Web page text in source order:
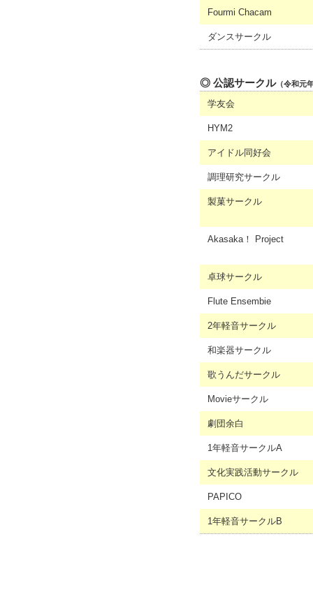
Fourmi Chacam
ダンスサークル
◎ 公認サークル（令和元
学友会
HYM2
アイドル同好会
調理研究サークル
製菓サークル
Akasaka！ Project
卓球サークル
Flute Ensembie
2年軽音サークル
和楽器サークル
歌うんだサークル
Movieサークル
劇団余白
1年軽音サークルA
文化実践活動サークル
PAPICO
1年軽音サークルB